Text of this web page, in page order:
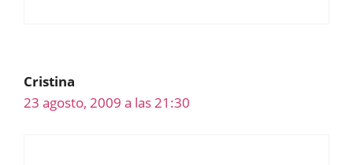
Cristina
23 agosto, 2009 a las 21:30